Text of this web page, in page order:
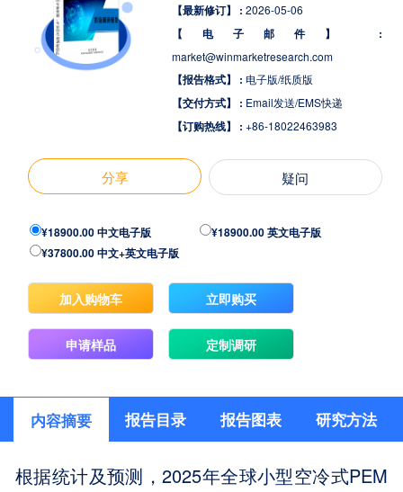
【最新修订】 : 2026-05-06
【电子邮件】 :
market@winmarketresearch.com
【报告格式】 : 电子版/纸质版
【交付方式】 : Email发送/EMS快递
【订购热线】 : +86-18022463983
分享 疑问
¥18900.00 中文电子版
¥18900.00 英文电子版
¥37800.00 中文+英文电子版
加入购物车 立即购买
申请样品 定制调研
内容摘要 报告目录 报告图表 研究方法
根据统计及预测，2025年全球小型空冷式PEM